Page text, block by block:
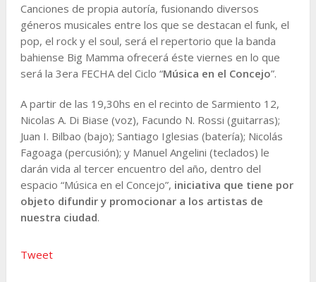
Canciones de propia autoría, fusionando diversos
géneros musicales entre los que se destacan el funk, el
pop, el rock y el soul, será el repertorio que la banda
bahiense Big Mamma ofrecerá éste viernes en lo que
será la 3era FECHA del Ciclo “Música en el Concejo”.
A partir de las 19,30hs en el recinto de Sarmiento 12,
Nicolas A. Di Biase (voz), Facundo N. Rossi (guitarras);
Juan I. Bilbao (bajo); Santiago Iglesias (batería); Nicolás
Fagoaga (percusión); y Manuel Angelini (teclados) le
darán vida al tercer encuentro del año, dentro del
espacio “Música en el Concejo”, iniciativa que tiene por
objeto difundir y promocionar a los artistas de
nuestra ciudad.
Tweet